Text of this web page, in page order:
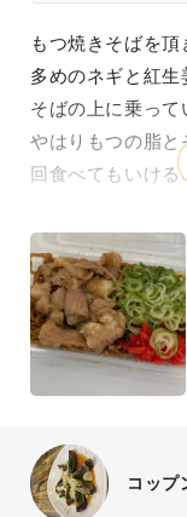
もつ焼きそばを頂
多めのネギと紅生
そばの上に乗って
やはりもつの脂と
回食べてもいける
コップ